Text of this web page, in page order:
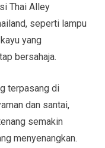
Thai Alley
seperti lampu
yang
bersahaja.
terpasang di
dan santai,
semakin
menyenangkan.